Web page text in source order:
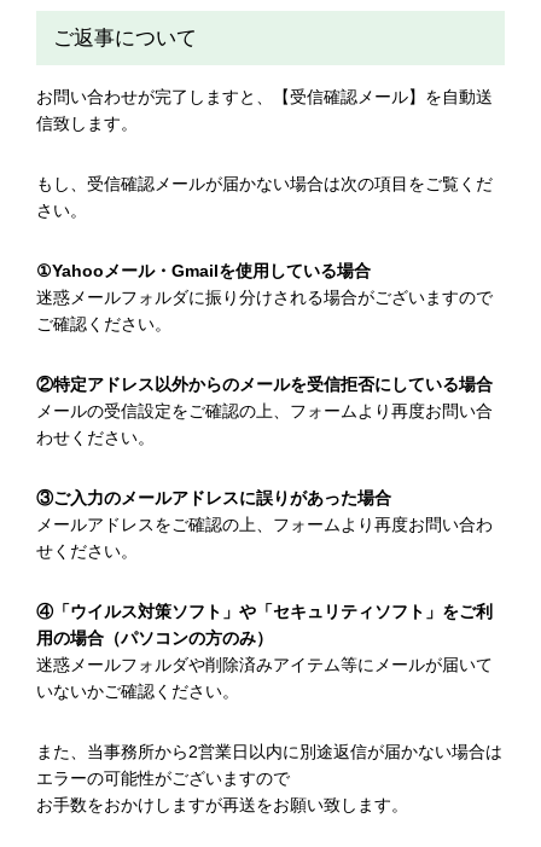
ご返事について
お問い合わせが完了しますと、【受信確認メール】を自動送
信致します。
もし、受信確認メールが届かない場合は次の項目をご覧くだ
さい。
①Yahooメール・Gmailを使用している場合
迷惑メールフォルダに振り分けされる場合がございますので
ご確認ください。
②特定アドレス以外からのメールを受信拒否にしている場合
メールの受信設定をご確認の上、フォームより再度お問い合
わせください。
③ご入力のメールアドレスに誤りがあった場合
メールアドレスをご確認の上、フォームより再度お問い合わ
せください。
④「ウイルス対策ソフト」や「セキュリティソフト」をご利
用の場合（パソコンの方のみ）
迷惑メールフォルダや削除済みアイテム等にメールが届いて
いないかご確認ください。
また、当事務所から2営業日以内に別途返信が届かない場合は
エラーの可能性がございますので
お手数をおかけしますが再送をお願い致します。